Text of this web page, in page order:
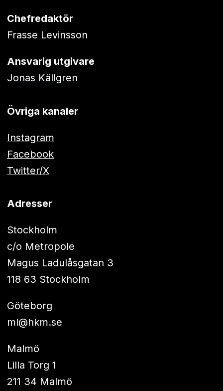
Chefredaktör
Frasse Levinsson
Ansvarig utgivare
Jonas Källgren
Övriga kanaler
Instagram
Facebook
Twitter/X
Adresser
Stockholm
c/o Metropole
Magus Ladulåsgatan 3
118 63 Stockholm
Göteborg
ml@hkm.se
Malmö
Lilla Torg 1
211 34 Malmö